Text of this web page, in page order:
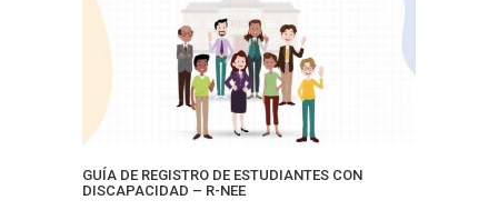
GUÍA DE REGISTRO DE ESTUDIANTES CON
DISCAPACIDAD – R-NEE